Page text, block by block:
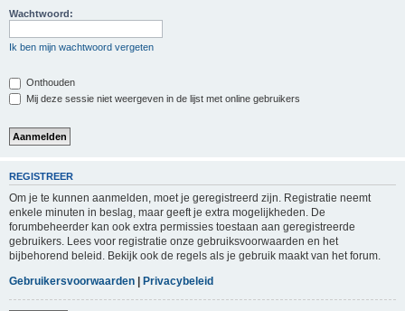
Wachtwoord:
Ik ben mijn wachtwoord vergeten
Onthouden
Mij deze sessie niet weergeven in de lijst met online gebruikers
REGISTREER
Om je te kunnen aanmelden, moet je geregistreerd zijn. Registratie neemt
enkele minuten in beslag, maar geeft je extra mogelijkheden. De
forumbeheerder kan ook extra permissies toestaan aan geregistreerde
gebruikers. Lees voor registratie onze gebruiksvoorwaarden en het
bijbehorend beleid. Bekijk ook de regels als je gebruik maakt van het forum.
Gebruikersvoorwaarden | Privacybeleid